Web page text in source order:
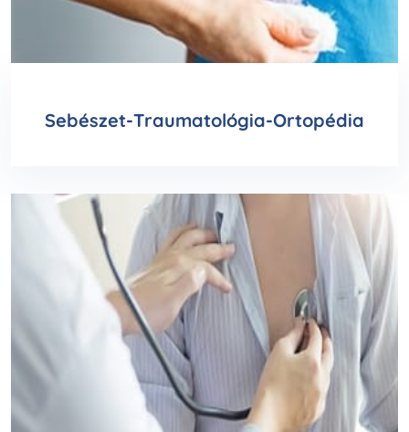
Sebészet-Traumatológia-Ortopédia